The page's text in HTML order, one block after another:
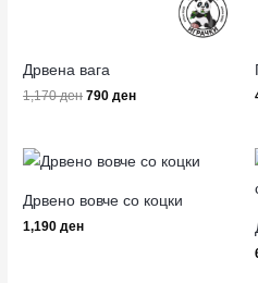
Дрвена вага
1,170ден 790ден
Дрвено вовче со коцки
1,190ден